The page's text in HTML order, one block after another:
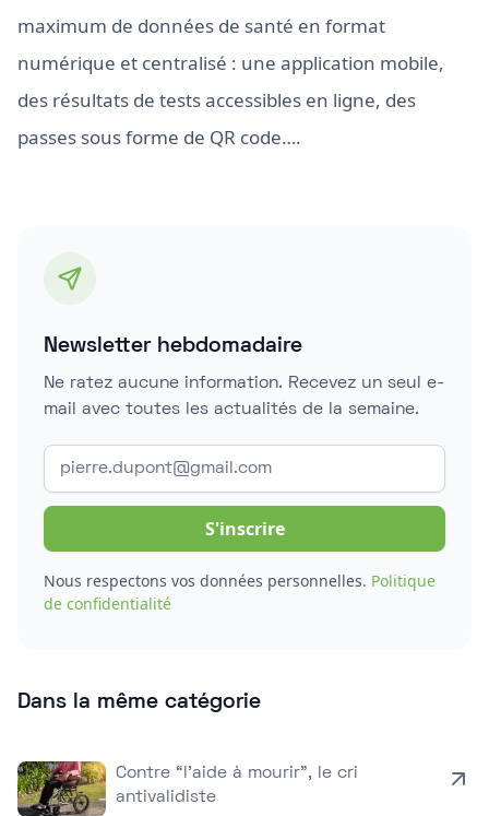
maximum de données de santé en format
numérique et centralisé : une application mobile,
des résultats de tests accessibles en ligne, des
passes sous forme de QR code….
Newsletter hebdomadaire
Ne ratez aucune information. Recevez un seul e-
mail avec toutes les actualités de la semaine.
Nous respectons vos données personnelles. Politique
de confidentialité
Dans la même catégorie
Contre “l’aide à mourir”, le cri
antivalidiste